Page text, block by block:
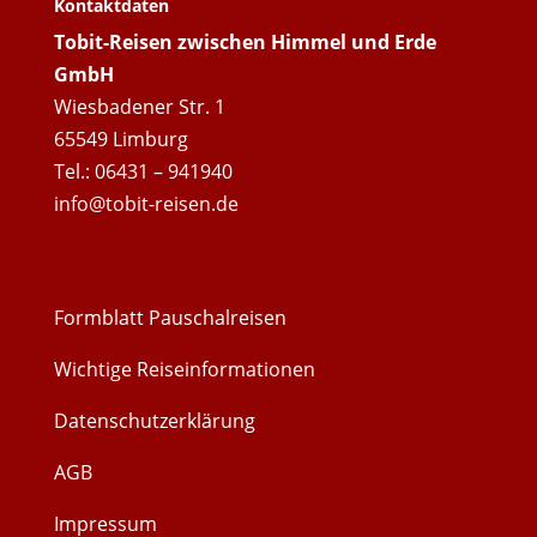
Kontaktdaten
Tobit-Reisen zwischen Himmel und Erde
GmbH
Wiesbadener Str. 1
65549 Limburg
Tel.: 06431 – 941940
info@tobit-reisen.de
Formblatt Pauschalreisen
Wichtige Reiseinformationen
Datenschutzerklärung
AGB
Impressum